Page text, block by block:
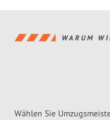
WARUM
Wählen Sie